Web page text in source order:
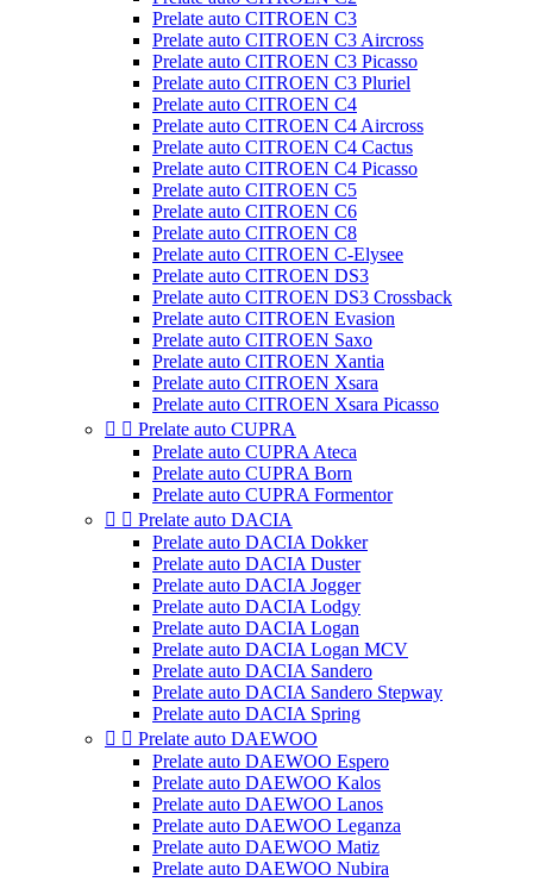
Prelate auto CITROEN C3
Prelate auto CITROEN C3 Aircross
Prelate auto CITROEN C3 Picasso
Prelate auto CITROEN C3 Pluriel
Prelate auto CITROEN C4
Prelate auto CITROEN C4 Aircross
Prelate auto CITROEN C4 Cactus
Prelate auto CITROEN C4 Picasso
Prelate auto CITROEN C5
Prelate auto CITROEN C6
Prelate auto CITROEN C8
Prelate auto CITROEN C-Elysee
Prelate auto CITROEN DS3
Prelate auto CITROEN DS3 Crossback
Prelate auto CITROEN Evasion
Prelate auto CITROEN Saxo
Prelate auto CITROEN Xantia
Prelate auto CITROEN Xsara
Prelate auto CITROEN Xsara Picasso
  Prelate auto CUPRA
Prelate auto CUPRA Ateca
Prelate auto CUPRA Born
Prelate auto CUPRA Formentor
  Prelate auto DACIA
Prelate auto DACIA Dokker
Prelate auto DACIA Duster
Prelate auto DACIA Jogger
Prelate auto DACIA Lodgy
Prelate auto DACIA Logan
Prelate auto DACIA Logan MCV
Prelate auto DACIA Sandero
Prelate auto DACIA Sandero Stepway
Prelate auto DACIA Spring
  Prelate auto DAEWOO
Prelate auto DAEWOO Espero
Prelate auto DAEWOO Kalos
Prelate auto DAEWOO Lanos
Prelate auto DAEWOO Leganza
Prelate auto DAEWOO Matiz
Prelate auto DAEWOO Nubira